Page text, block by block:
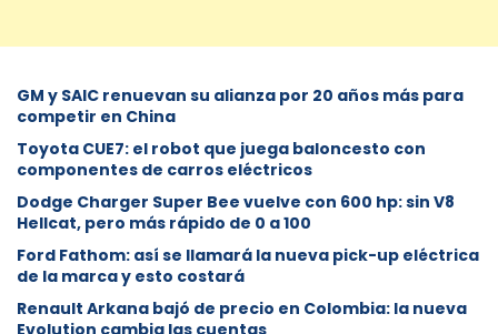
GM y SAIC renuevan su alianza por 20 años más para
competir en China
Toyota CUE7: el robot que juega baloncesto con
componentes de carros eléctricos
Dodge Charger Super Bee vuelve con 600 hp: sin V8
Hellcat, pero más rápido de 0 a 100
Ford Fathom: así se llamará la nueva pick-up eléctrica
de la marca y esto costará
Renault Arkana bajó de precio en Colombia: la nueva